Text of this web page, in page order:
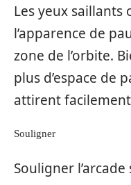
Les yeux
l’apparence de
zone de l’orbite.
plus d’espace de
attirent
Souligner
Souligner